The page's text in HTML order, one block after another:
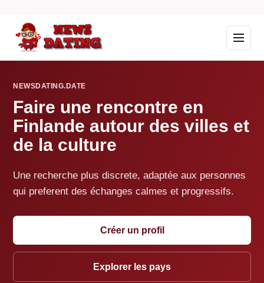
NEWSDATING.DATE
Faire une rencontre en
Finlande autour des villes et
de la culture
Une recherche plus discrete, adaptée aux personnes
qui preferent des échanges calmes et progressifs.
Créer un profil
Explorer les pays